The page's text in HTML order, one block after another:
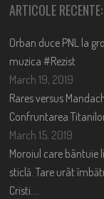
ARTICOLE RECENTE:
Orban duce PNL la
muzica #Rezist
March 19, 2019
Rares versus
Confruntarea
March 15, 2019
Moroiul care bântuie
sticlă. Tare urât
Cristi….